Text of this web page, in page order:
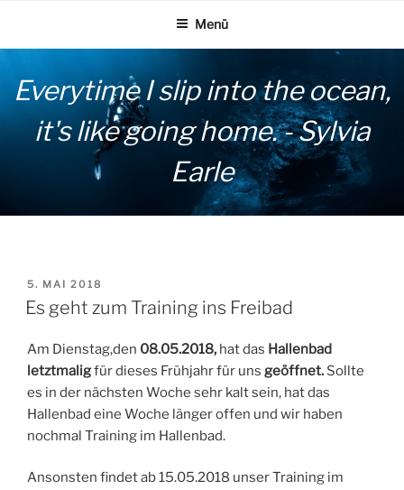
springen
Everytime I slip into the ocean,
it's like going home. - Sylvia
Earle
Menü
VERÖFFENTLICHT
AM
5. MAI 2018
Es geht zum Training ins Freibad
Am Dienstag,den 08.05.2018, hat das Hallenbad
letztmaligfür dieses Frühjahr für uns geöffnet. Sollte
es in der nächsten Woche sehr kalt sein, hat das
Hallenbad eine Woche länger offen und wir haben
nochmal Training im Hallenbad.
Ansonsten findet ab 15.05.2018 unser Training im